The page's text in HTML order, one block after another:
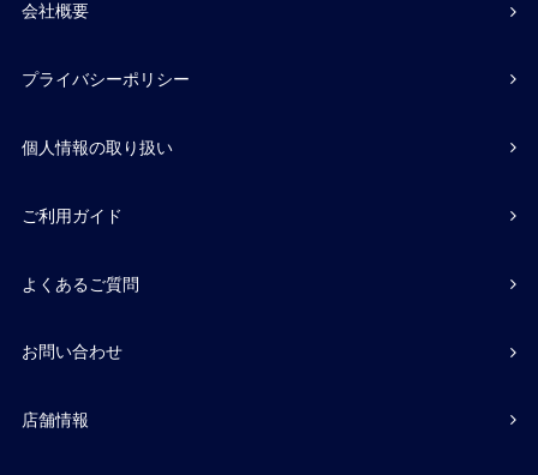
会社概要
プライバシーポリシー
個人情報の取り扱い
ご利用ガイド
よくあるご質問
お問い合わせ
店舗情報